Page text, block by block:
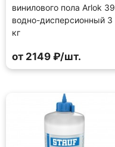
винилового пола Arlok 39
водно-дисперсионный 3
кг
от 2149 ₽/шт.